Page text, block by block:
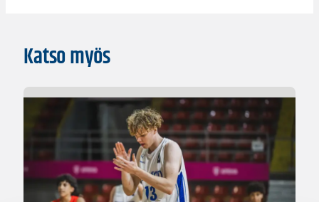
Katso myös